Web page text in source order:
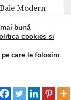
Modern
bună
cookies si
care le folosim